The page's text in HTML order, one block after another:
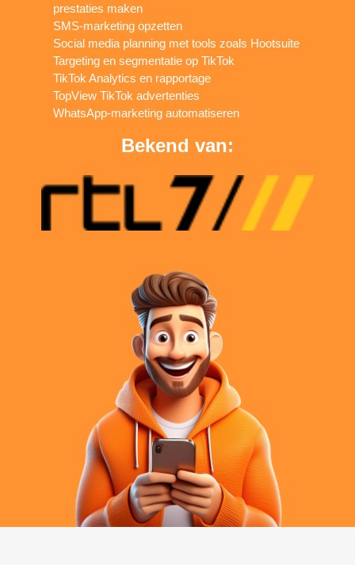
prestaties maken
SMS-marketing opzetten
Social media planning met tools zoals Hootsuite
Targeting en segmentatie op TikTok
TikTok Analytics en rapportage
TopView TikTok advertenties
WhatsApp-marketing automatiseren
Bekend van: